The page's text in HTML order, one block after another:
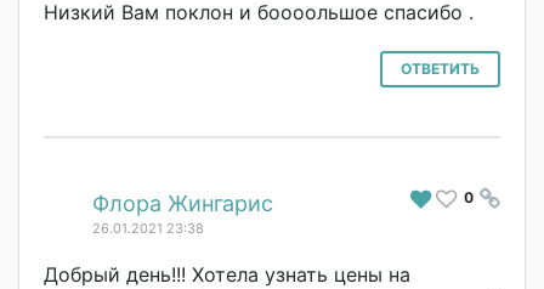
Низкий Вам поклон и боооольшое спасибо .
ОТВЕТИТЬ
# 0
Флора Жингарис
26.01.2021 23:38
Добрый день!!! Хотела узнать цены на